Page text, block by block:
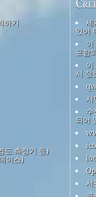
하기
도 측정기 등)
이스)
세
있어
이
포함
이
시 정
시
수
되어
서